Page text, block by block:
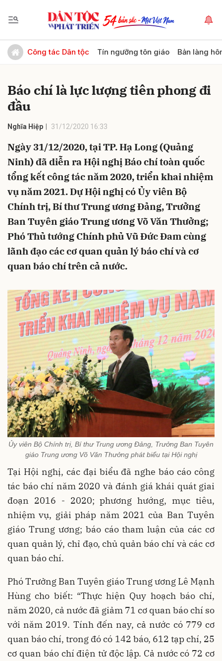
Công tác Dân tộc Tín ngưỡng tôn giáo Bản làng
Báo chí là lực lượng tiên phong đi
đầu
Nghĩa Hiệp 31/12/2020 16:33
Ngày 31/12/2020, tại TP. Hạ Long (Quảng
Ninh) đã diễn ra Hội nghị Báo chí toàn quốc
tổng kết công tác năm 2020, triển khai nhiệm
vụ năm 2021. Dự Hội nghị có Ủy viên Bộ
Chính trị, Bí thư Trung ương Đảng, Trưởng
Ban Tuyên giáo Trung ương Võ Văn Thưởng;
Phó Thủ tướng Chính phủ Vũ Đức Đam cùng
lãnh đạo các cơ quan quản lý báo chí và cơ
quan báo chí trên cả nước.
Ủy viên Bộ Chính trị, Bí thư Trung ương Đảng, Trưởng Ban Tuyên
giáo Trung ương Võ Văn Thưởng phát biểu tại Hội nghị
Tại Hội nghị, các đại biểu đã nghe báo cáo công
tác báo chí năm 2020 và đánh giá khái quát giai
đoạn 2016 - 2020; phương hướng, mục tiêu,
nhiệm vụ, giải pháp năm 2021 của Ban Tuyên
giáo Trung ương; báo cáo tham luận của các cơ
quan quản lý, chỉ đạo, chủ quản báo chí và các cơ
quan báo chí.
Phó Trưởng Ban Tuyên giáo Trung ương Lê Mạnh
Hùng cho biết: “Thực hiện Quy hoạch báo chí,
năm 2020, cả nước đã giảm 71 cơ quan báo chí so
với năm 2019. Tính đến nay, cả nước có 779 cơ
quan báo chí, trong đó có 142 báo, 612 tạp chí, 25
cơ quan báo chí điện tử độc lập. Cả nước có 72 cơ
Gửi bình luận
Hủy Gửi